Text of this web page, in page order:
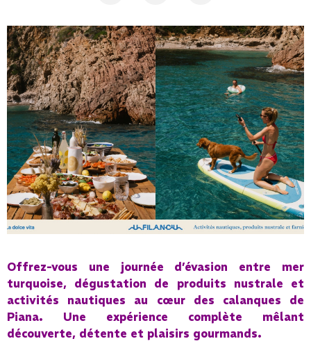
Offrez-vous une journée d’évasion entre mer
turquoise, dégustation de produits nustrale et
activités nautiques au cœur des calanques de
Piana. Une expérience complète mêlant
découverte, détente et plaisirs gourmands.